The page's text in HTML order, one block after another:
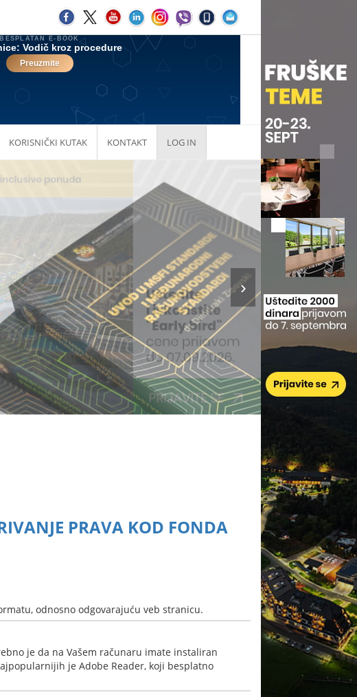
KORISNIČKI KUTAK KONTAKT LOG IN
PRAVA KOD FONDA
odnosno odgovarajuću veb stranicu.
je da na Vašem računaru imate instaliran
je Adobe Reader, koji besplatno